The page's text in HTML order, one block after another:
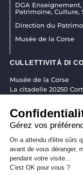
Gérez vos
On a attendu d'être sûrs
avant de vous déranger,
pendant votre visite…
C'est OK pour vous ?
DGA
Patrimoine, Culture,
Direction du
Musée de la Corse
CULLETTIVITÀ DI
Musée de la Corse
La citadelle 20250
RÉALISATION